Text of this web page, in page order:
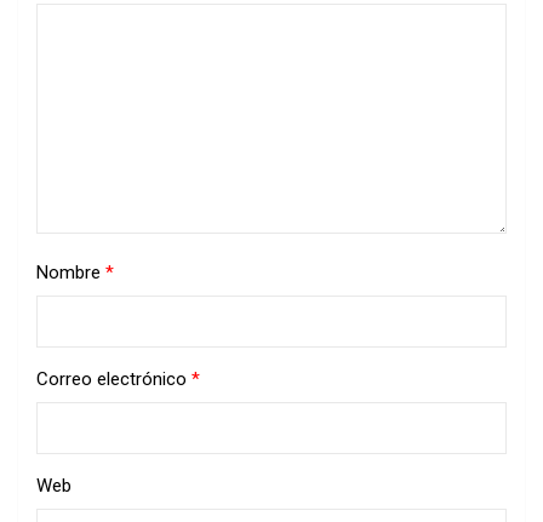
Nombre *
Correo electrónico *
Web